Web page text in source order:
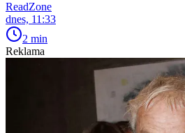
ReadZone
dnes, 11:33
2 min
Reklama